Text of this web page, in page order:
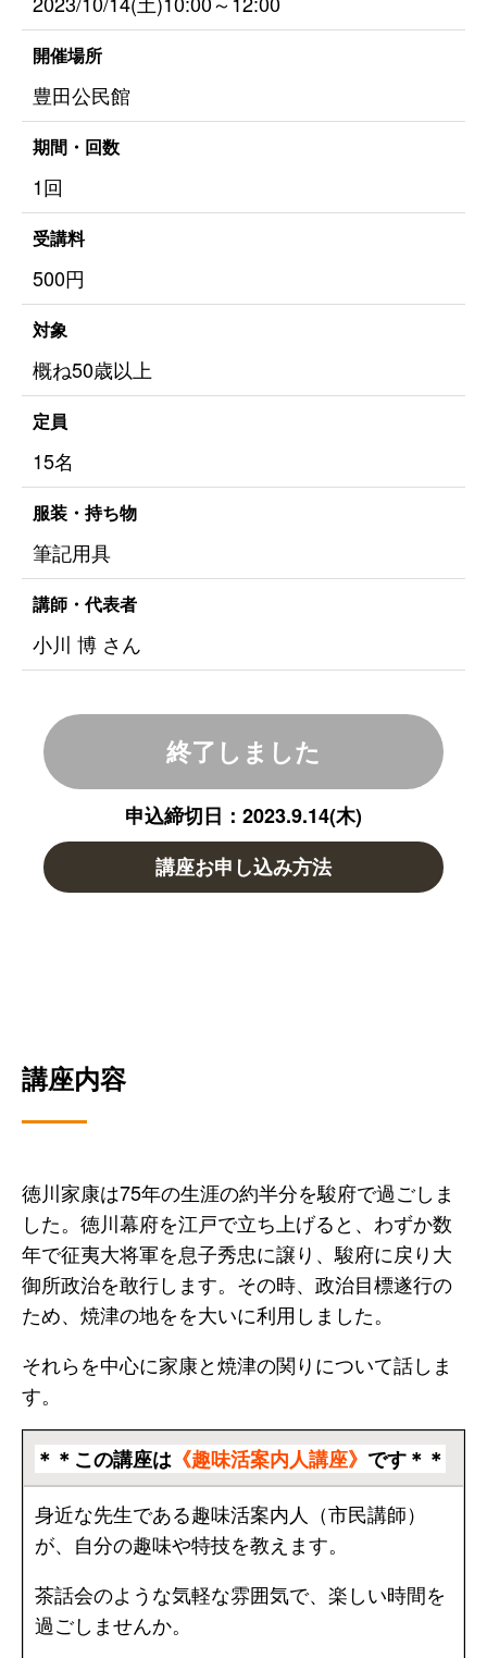
講座内容
徳川家康は75年の生涯の約半分を駿府で過ごしま
した。徳川幕府を江戸で立ち上げると、わずか数
年で征夷大将軍を息子秀忠に譲り、駿府に戻り大
御所政治を敢行します。その時、政治目標遂行の
ため、焼津の地をを大いに利用しました。
それらを中心に家康と焼津の関りについて話しま
す。
＊＊この講座は 《趣味活案内人講座》 です＊＊
身近な先生である趣味活案内人（市民講師）
が、自分の趣味や特技を教えます。
茶話会のような気軽な雰囲気で、楽しい時間を
過ごしませんか。
開催場所
豊田公民館
期間・回数
1回
受講料
500円
対象
概ね50歳以上
定員
15名
服装・持ち物
筆記用具
講師・代表者
小川 博 さん
終了しました
申込締切日：2023.9.14(木)
講座お申し込み方法